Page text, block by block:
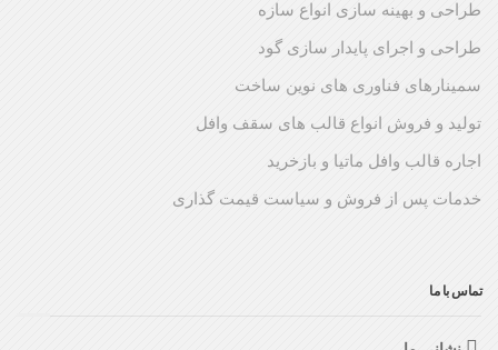
طراحی و بهینه سازی انواع سازه
طراحی و اجرای پایدار سازی گود
سمینارهای فناوری های نوین ساخت
تولید و فروش انواع قالب های سقف وافل
اجاره قالب وافل ماتیا و بازخرید
خدمات پس از فروش و سیاست قیمت گذاری
تماس با ما